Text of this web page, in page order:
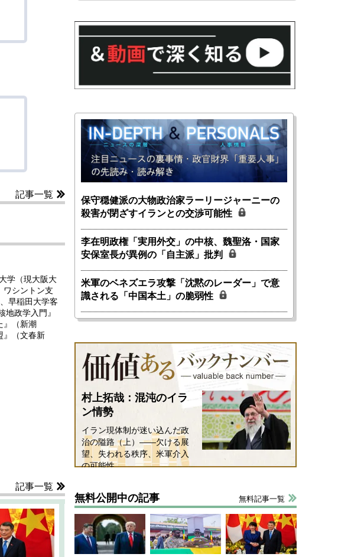
記事一覧
学（現大阪大
ワシントン支
早稲田大学客
政学入門』
』（新潮
』（文春新
記事一覧
保守穏健派の大物政治家ラーリージャーニーの
殺害が閉ざすイランとの交渉可能性
李在明政権「実用外交」の中核、魏聖洛・国家
安保室長が異例の「自主派」批判
米軍のベネズエラ攻撃「沈黙のレーダー」で意
識される「中国本土」の脆弱性
村上拓哉：混沌のイラ
ン情勢
イラン現体制が迷い込んだ政
治の隘路（上）――欠ける展
望、失われる秩序、米軍介入
の可能性
無料公開中の記事 無料記事一覧